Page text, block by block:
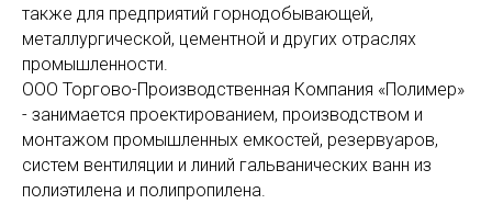
также для предприятий горнодобывающей,
металлургической, цементной и других отраслях
промышленности.
ООО Торгово-Производственная Компания «Полимер»
- занимается проектированием, производством и
монтажом промышленных емкостей, резервуаров,
систем вентиляции и линий гальванических ванн из
полиэтилена и полипропилена.